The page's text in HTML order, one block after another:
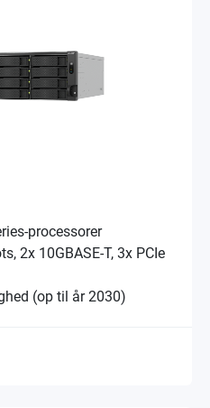
processorer
2x 10GBASE-T, 3x PCIe
(op til år 2030)